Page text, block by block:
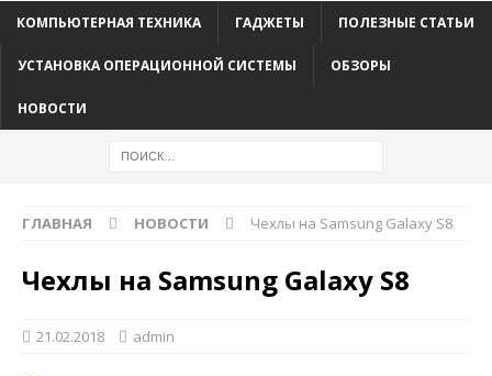
КОМПЬЮТЕРНАЯ ТЕХНИКА ГАДЖЕТЫ ПОЛЕЗНЫЕ СТАТЬИ
УСТАНОВКА ОПЕРАЦИОННОЙ СИСТЕМЫ ОБЗОРЫ
НОВОСТИ
ГЛАВНАЯ НОВОСТИ Чехлы на Samsung Galaxy S8
Чехлы на Samsung Galaxy S8
21.02.2018 admin